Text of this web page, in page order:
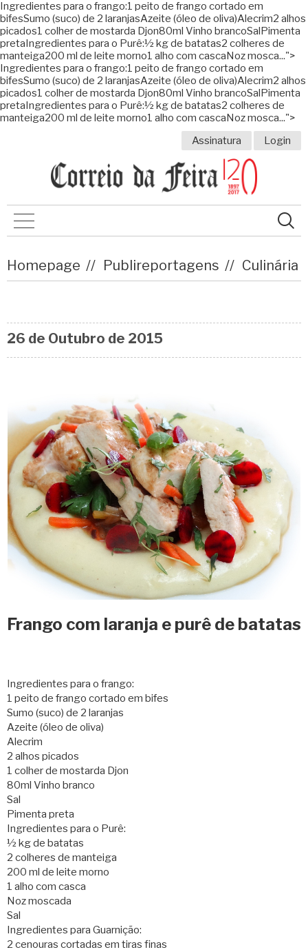
Ingredientes para o frango:1 peito de frango cortado em
bifesSumo (suco) de 2 laranjasAzeite (óleo de oliva)Alecrim2 alhos
picados1 colher de mostarda Djon80ml Vinho brancoSalPimenta
pretaIngredientes para o Purê:½ kg de batatas2 colheres de
manteiga200 ml de leite morno1 alho com cascaNoz mosca...">
Ingredientes para o frango:1 peito de frango cortado em
bifesSumo (suco) de 2 laranjasAzeite (óleo de oliva)Alecrim2 alhos
picados1 colher de mostarda Djon80ml Vinho brancoSalPimenta
pretaIngredientes para o Purê:½ kg de batatas2 colheres de
manteiga200 ml de leite morno1 alho com cascaNoz mosca...">
Assinatura
Login
Homepage Publireportagens Culinária
26 de Outubro de 2015
Frango com laranja e purê de batatas
Ingredientes para o frango:
1 peito de frango cortado em bifes
Sumo (suco) de 2 laranjas
Azeite (óleo de oliva)
Alecrim
2 alhos picados
1 colher de mostarda Djon
80ml Vinho branco
Sal
Pimenta preta
Ingredientes para o Purê:
½ kg de batatas
2 colheres de manteiga
200 ml de leite morno
1 alho com casca
Noz moscada
Sal
Ingredientes para Guarnição:
2 cenouras cortadas em tiras finas